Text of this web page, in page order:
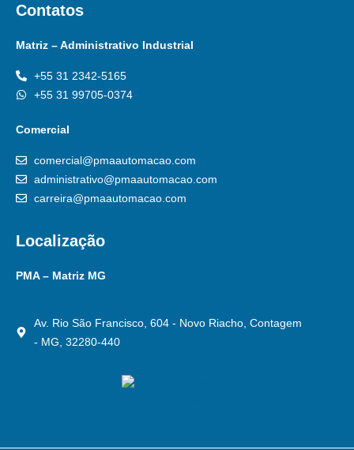
Contatos
Matriz – Administrativo Industrial
+55 31 2342-5165
+55 31 99705-0374
Comercial
comercial@pmaautomacao.com
administrativo@pmaautomacao.com
carreira@pmaautomacao.com
Localização
PMA – Matriz MG
Av. Rio São Francisco, 604 - Novo Riacho, Contagem
- MG, 32280-440